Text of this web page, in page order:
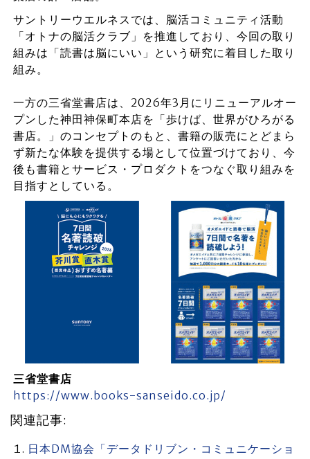
サントリーウエルネスでは、脳活コミュニティ活動
「オトナの脳活クラブ」を推進しており、今回の取り
組みは「読書は脳にいい」という研究に着目した取り
組み。
一方の三省堂書店は、2026年3月にリニューアルオー
プンした神田神保町本店を「歩けば、世界がひろがる
書店。」のコンセプトのもと、書籍の販売にとどまら
ず新たな体験を提供する場として位置づけており、今
後も書籍とサービス・プロダクトをつなぐ取り組みを
目指すとしている。
三省堂書店
https://www.books-sanseido.co.jp/
関連記事:
日本DM協会「データドリブン・コミュニケーショ